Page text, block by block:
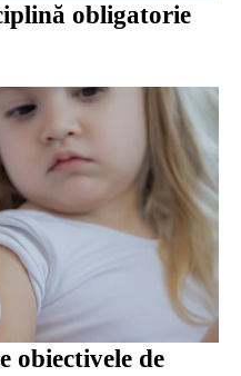
obligatorie
obiectivele de